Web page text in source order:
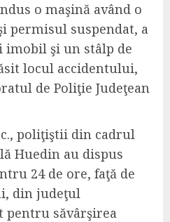
o maşină având o
permisul suspendat, a
şi un stâlp de
locul accidentului,
de Poliţie Judeţean
poliţiştii din cadrul
Huedin au dispus
24 de ore, faţă de
din judeţul
pentru săvârşirea